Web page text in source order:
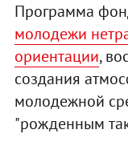
Программа
молодежи
ориентации,
создания
молодежной
"рожденным